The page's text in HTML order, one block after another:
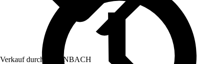
Verkauf durch: HORNBACH